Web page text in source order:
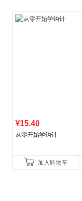
¥15.40
从零开始学钩针
加入购物车